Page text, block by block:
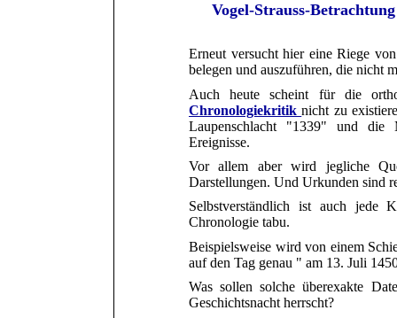
Vogel-Strauss-
Erneut versucht hier eine Riege
belegen und auszuführen, die nicht
Auchheute scheint für die
Chronologiekritiknicht zu
Laupenschlacht "1339" und die
Ereignisse.
Vor allem aber wird jegliche
Darstellungen. Und Urkunden sind
Selbstverständlich ist auch jede
Chronologie tabu.
Beispielsweise wird von einem
auf den Tag genau " am 13. Juli
Was sollen solche überexakte
Geschichtsnacht herrscht?